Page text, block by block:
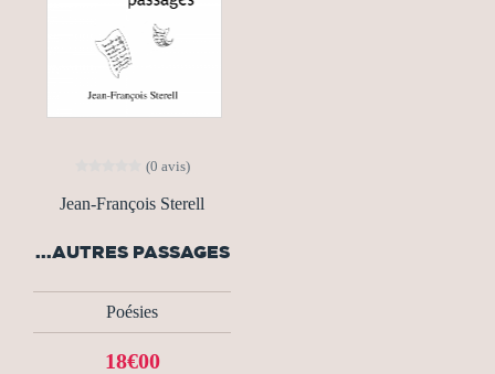
(0 avis)
Jean-François Sterell
...AUTRES PASSAGES
Poésies
18€00